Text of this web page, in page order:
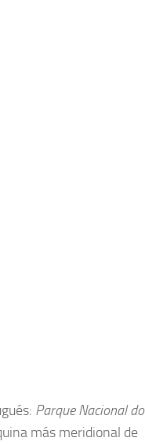
Parque Nacional do
más meridional de